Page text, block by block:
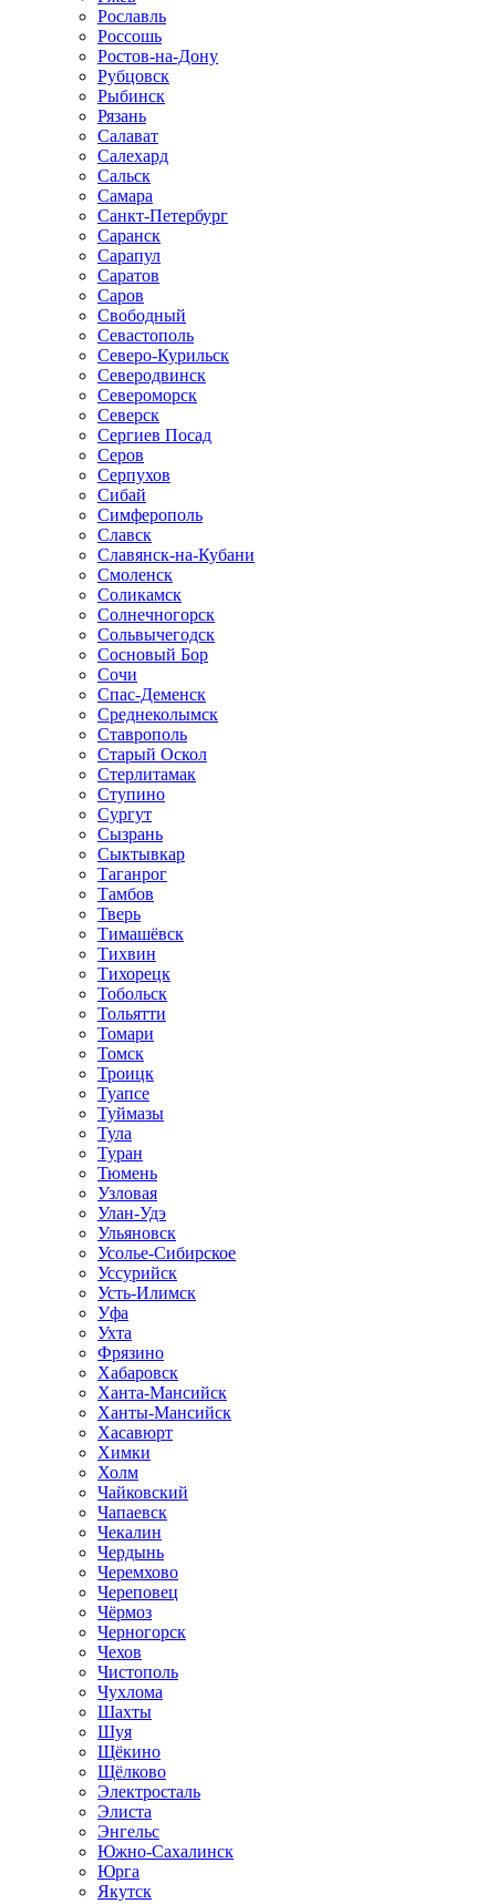
Рославль
Россошь
Ростов-на-Дону
Рубцовск
Рыбинск
Рязань
Салават
Салехард
Сальск
Самара
Санкт-Петербург
Саранск
Сарапул
Саратов
Саров
Свободный
Севастополь
Северо-Курильск
Северодвинск
Североморск
Северск
Сергиев Посад
Серов
Серпухов
Сибай
Симферополь
Славск
Славянск-на-Кубани
Смоленск
Соликамск
Солнечногорск
Сольвычегодск
Сосновый Бор
Сочи
Спас-Деменск
Среднеколымск
Ставрополь
Старый Оскол
Стерлитамак
Ступино
Сургут
Сызрань
Сыктывкар
Таганрог
Тамбов
Тверь
Тимашёвск
Тихвин
Тихорецк
Тобольск
Тольятти
Томари
Томск
Троицк
Туапсе
Туймазы
Тула
Туран
Тюмень
Узловая
Улан-Удэ
Ульяновск
Усолье-Сибирское
Уссурийск
Усть-Илимск
Уфа
Ухта
Фрязино
Хабаровск
Ханта-Мансийск
Ханты-Мансийск
Хасавюрт
Химки
Холм
Чайковский
Чапаевск
Чекалин
Чердынь
Черемхово
Череповец
Чёрмоз
Черногорск
Чехов
Чистополь
Чухлома
Шахты
Шуя
Щёкино
Щёлково
Электросталь
Элиста
Энгельс
Южно-Сахалинск
Юрга
Якутск